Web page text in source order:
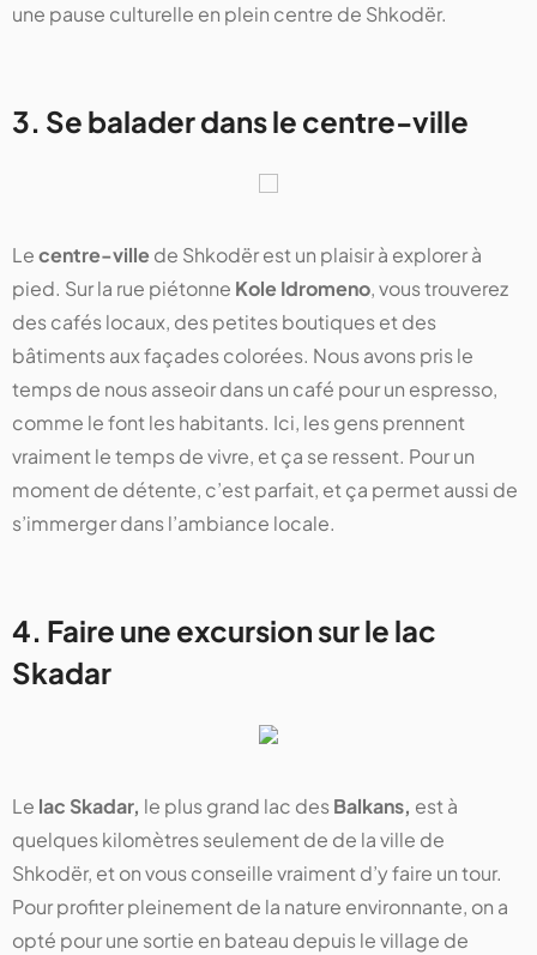
une pause culturelle en plein centre de Shkodër.
3. Se balader dans le centre-ville
Lecentre-villede Shkodër est un plaisir à explorer à
pied. Sur la rue piétonne Kole Idromeno, vous trouverez
des cafés locaux, des petites boutiques et des
bâtiments aux façades colorées. Nous avons pris le
temps de nous asseoir dans un café pour un espresso,
comme le font les habitants. Ici, les gens prennent
vraiment le temps de vivre, et ça se ressent. Pour un
moment de détente, c’est parfait, et ça permet aussi de
s’immerger dans l’ambiance locale.
4. Faire une excursion sur le lac
Skadar
Le lac Skadar, le plus grand lac desBalkans, est à
quelques kilomètres seulement de de la ville de
Shkodër, et on vous conseille vraiment d’y faire un tour.
Pour profiter pleinement de la nature environnante, on a
opté pour une sortie en bateau depuis le village de